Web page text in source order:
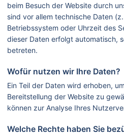
beim Besuch der Website durch
sind vor allem technische Daten
Betriebssystem oder Uhrzeit des
dieser Daten erfolgt automatisch,
betreten.
Wofür nutzen wir Ihre Daten?
Ein Teil der Daten wird erhoben,
Bereitstellung der Website zu
können zur Analyse Ihres
Welche Rechte haben Sie